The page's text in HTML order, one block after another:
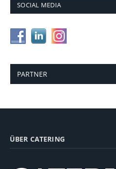
SOCIAL MEDIA
PARTNER
ÜBER CATERING